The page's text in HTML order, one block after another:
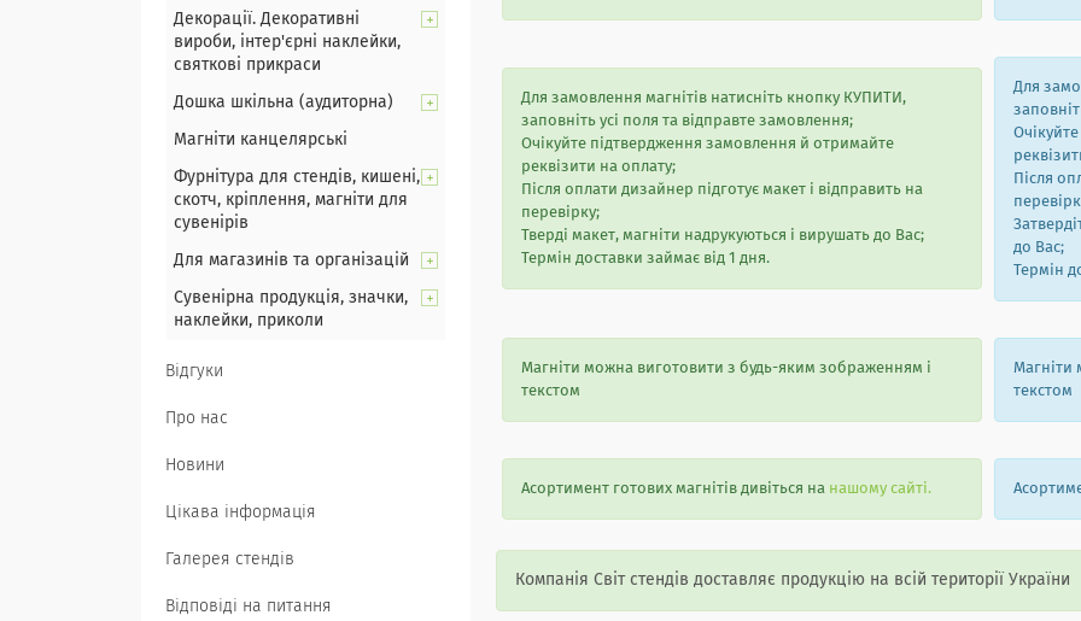
Для замовлення магнітів натисніть кнопку КУПИТИ,
заповніть усі поля та відправте замовлення;
Очікуйте підтвердження замовлення й отримайте
реквізити на оплату;
Після оплати дизайнер підготує макет і відправить на
перевірку;
Тверді макет, магніти надрукуються і вирушать до Вас;
Термін доставки займає від 1 дня.
Для
Після
до Вас;
Термін
Магніти можна виготовити з будь-яким зображенням і
текстом
Магніти
текстом
Асортимент готових магнітів дивіться на нашому сайті.
Компанія Світ стендів доставляє продукцію на всій території України
Декорації. Декоративні
вироби, інтер'єрні наклейки,
святкові прикраси
Дошка шкільна (аудиторна)
Магніти канцелярські
Фурнітура для стендів, кишені,
скотч, кріплення, магніти для
сувенірів
Для магазинів та організацій
Сувенірна продукція, значки,
наклейки, приколи
Відгуки
Про нас
Новини
Цікава інформація
Галерея стендів
Відповіді на питання